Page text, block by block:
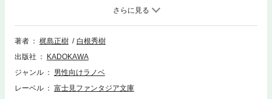
事に。彼の行く先には数多の冒険と美女が待ち受けているのだった!!
著者 梶島正樹
白根秀樹
出版社
KADOKAWA
ジャンル
男性向けラノベ
レーベル
富士見ファンタジア文庫